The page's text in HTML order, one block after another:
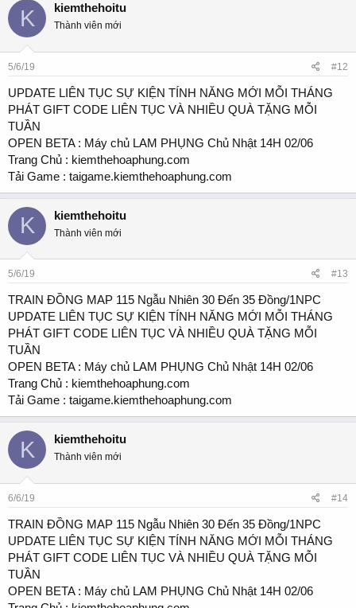
K kiemthehoitu
Thành viên mới
5/6/19 #12
UPDATE LIÊN TỤC SỰ KIỆN TÍNH NĂNG MỚI MỖI THÁNG
PHÁT GIFT CODE LIÊN TỤC VÀ NHIỀU QUÀ TẶNG MỖI
TUẦN
OPEN BETA : Máy chủ LAM PHỤNG Chủ Nhật 14H 02/06
Trang Chủ : kiemthehoaphung.com
Tải Game : taigame.kiemthehoaphung.com
K kiemthehoitu
Thành viên mới
5/6/19 #13
TRAIN ĐỒNG MAP 115 Ngẫu Nhiên 30 Đến 35 Đồng/1NPC
UPDATE LIÊN TỤC SỰ KIỆN TÍNH NĂNG MỚI MỖI THÁNG
PHÁT GIFT CODE LIÊN TỤC VÀ NHIỀU QUÀ TẶNG MỖI
TUẦN
OPEN BETA : Máy chủ LAM PHỤNG Chủ Nhật 14H 02/06
Trang Chủ : kiemthehoaphung.com
Tải Game : taigame.kiemthehoaphung.com
K kiemthehoitu
Thành viên mới
6/6/19 #14
TRAIN ĐỒNG MAP 115 Ngẫu Nhiên 30 Đến 35 Đồng/1NPC
UPDATE LIÊN TỤC SỰ KIỆN TÍNH NĂNG MỚI MỖI THÁNG
PHÁT GIFT CODE LIÊN TỤC VÀ NHIỀU QUÀ TẶNG MỖI
TUẦN
OPEN BETA : Máy chủ LAM PHỤNG Chủ Nhật 14H 02/06